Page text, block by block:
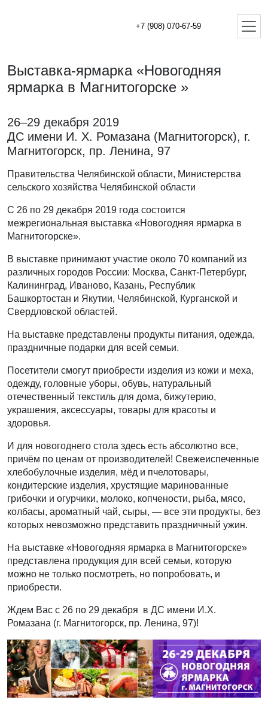
+7 (908) 070-67-59
Выставка-ярмарка «Новогодняя
ярмарка в Магнитогорске »
26–29 декабря 2019
ДС имени И. Х. Ромазана (Магнитогорск), г.
Магнитогорск, пр. Ленина, 97
Правительства Челябинской области, Министерства
сельского хозяйства Челябинской области
С 26 по 29 декабря 2019 года состоится
межрегиональная выставка «Новогодняя ярмарка в
Магнитогорске».
В выставке принимают участие около 70 компаний из
различных городов России: Москва, Санкт-Петербург,
Калининград, Иваново, Казань, Республик
Башкортостан и Якутии, Челябинской, Курганской и
Свердловской областей.
На выставке представлены продукты питания, одежда,
праздничные подарки для всей семьи.
Посетители смогут приобрести изделия из кожи и меха,
одежду, головные уборы, обувь, натуральный
отечественный текстиль для дома, бижутерию,
украшения, аксессуары, товары для красоты и
здоровья.
И для новогоднего стола здесь есть абсолютно все,
причём по ценам от производителей! Свежеиспеченные
хлебобулочные изделия, мёд и пчелотовары,
кондитерские изделия, хрустящие маринованные
грибочки и огурчики, молоко, копчености, рыба, мясо,
колбасы, ароматный чай, сыры, — все эти продукты, без
которых невозможно представить праздничный ужин.
На выставке «Новогодняя ярмарка в Магнитогорске»
представлена продукция для всей семьи, которую
можно не только посмотреть, но попробовать, и
приобрести.
Ждем Вас с 26 по 29 декабря в ДС имени И.Х.
Ромазана (г. Магнитогорск, пр. Ленина, 97)!